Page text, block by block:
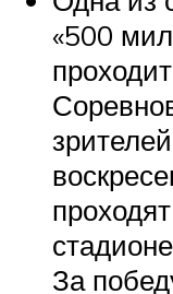
«500
За